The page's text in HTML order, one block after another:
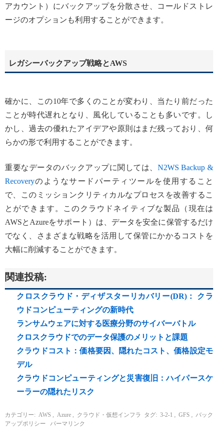
アカウント）にバックアップを分散させ、コールドストレ
ージのオプションも利用することができます。
レガシーバックアップ戦略とAWS
確かに、この10年で多くのことが変わり、当たり前だった
ことが時代遅れとなり、風化していることも多いです。し
かし、過去の優れたアイデアや原則はまだ残っており、何
らかの形で利用することができます。
重要なデータのバックアップに関しては、 N2WS Backup &
Recoveryのようなサードパーティツールを使用すること
で、このミッションクリティカルなプロセスを改善するこ
とができます。このクラウドネイティブな製品（現在は
AWSとAzureをサポート）は、データを安全に保管するだけ
でなく、さまざまな戦略を活用して保管にかかるコストを
大幅に削減することができます。
関連投稿:
クロスクラウド・ディザスターリカバリー(DR)： クラ
ウドコンピューティングの新時代
ランサムウェアに対する医療分野のサイバーバトル
クロスクラウドでのデータ保護のメリットと課題
クラウドコスト：価格要因、隠れたコスト、価格設定モ
デル
クラウドコンピューティングと災害復旧：ハイパースケ
ーラーの隠れたリスク
カテゴリー: AWS , Azure , クラウド・仮想インフラ タグ: 3-2-1 , GFS , バック
アップポリシー
パーマリンク